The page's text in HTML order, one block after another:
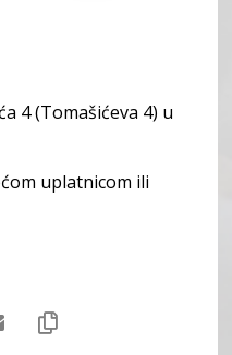
4 (Tomašićeva 4) u
uplatnicom ili